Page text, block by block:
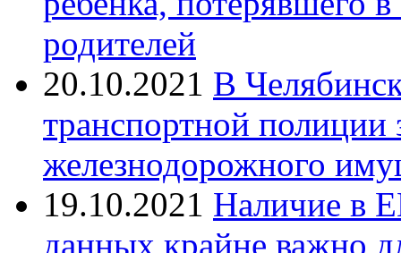
родителей
20.10.2021 В
транспортной
железнодорожного
19.10.2021 Наличие в
данных крайне важно